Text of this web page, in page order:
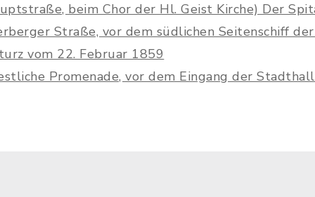
beim Chor der Hl. Geist Kirche) Der
Straße, vor dem südlichen Seitenschiff
vom 22. Februar 1859
Promenade, vor dem Eingang der